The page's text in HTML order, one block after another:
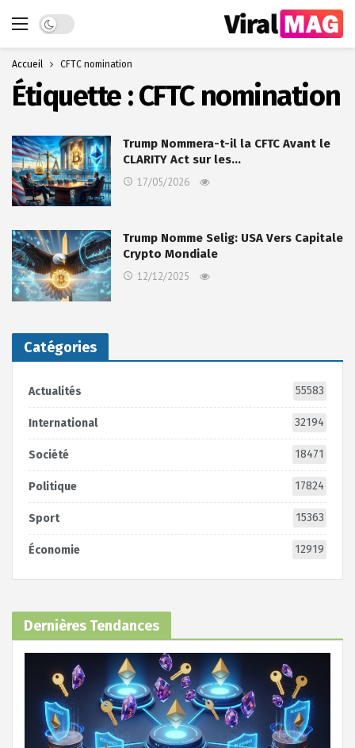
Dark mode
Accueil CFTC nomination
Étiquette :CFTC nomination
Trump Nommera-t-il la CFTC Avant le
CLARITY Act sur les…
17/05/2026
Trump Nomme Selig: USA Vers Capitale
Crypto Mondiale
12/12/2025
Catégories
Actualités 55583
International 32194
Société 18471
Politique 17824
Sport 15363
Économie 12919
Dernières Tendances